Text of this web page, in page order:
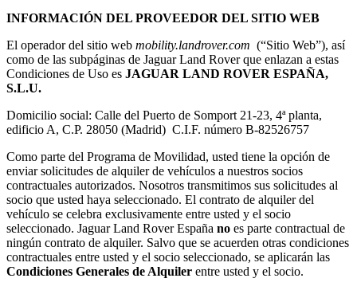
INFORMACIÓN DEL PROVEEDOR DEL SITIO WEB
El operador del sitio web mobility.landrover.com (“Sitio Web”), así
como de las subpáginas de Jaguar Land Rover que enlazan a estas
Condiciones de Uso es JAGUAR LAND ROVER ESPAÑA,
S.L.U.
Domicilio social: Calle del Puerto de Somport 21-23, 4ª planta,
edificio A, C.P. 28050 (Madrid) C.I.F. número B-82526757
Como parte del Programa de Movilidad, usted tiene la opción de
enviar solicitudes de alquiler de vehículos a nuestros socios
contractuales autorizados. Nosotros transmitimos sus solicitudes al
socio que usted haya seleccionado. El contrato de alquiler del
vehículo se celebra exclusivamente entre usted y el socio
seleccionado. Jaguar Land Rover España no es parte contractual de
ningún contrato de alquiler. Salvo que se acuerden otras condiciones
contractuales entre usted y el socio seleccionado, se aplicarán las
Condiciones Generales de Alquiler entre usted y el socio.